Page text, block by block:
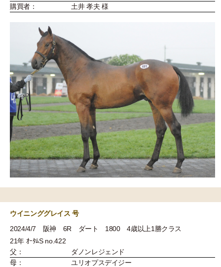
購買者：
土井 孝夫 様
ウイニンググレイス 号
2024/4/7 阪神 6R ダート 1800 4歳以上1勝クラス
21年 ｵｰﾀﾑS no.422
父：
ダノンレジェンド
母：
ユリオプスデイジー